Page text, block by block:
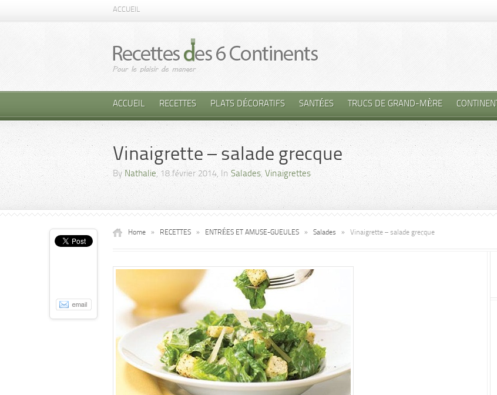
ACCUEIL
ACCUEIL RECETTES PLATS DÉCORATIFS SANTÉES TRUCS DE GRAND-MÈRE
Vinaigrette – salade grecque
By Nathalie, 18 février 2014, In Salades, Vinaigrettes
Home » RECETTES » ENTRÉES ET AMUSE-GUEULES » Salades » Vinaigrette – salade grecque